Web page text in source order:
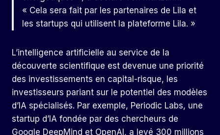
« Cela sera fait par les partenaires de Lila et
les startups qui utilisent la plateforme Lila. »
L’intelligence artificielle au service de la
découverte scientifique est devenue une priorité
des investissements en capital-risque, les
investisseurs pariant sur le potentiel des modèles
d’IA spécialisés. Par exemple, Periodic Labs, une
startup d’IA fondée par des chercheurs de
Google DeepMind et OpenAI, a levé 300 millions